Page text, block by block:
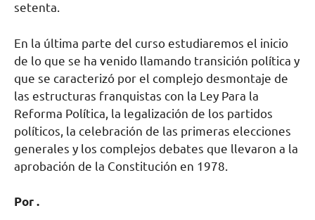
setenta.
En la última parte del curso estudiaremos el inicio
de lo que se ha venido llamando transición política y
que se caracterizó por el complejo desmontaje de
las estructuras franquistas con la Ley Para la
Reforma Política, la legalización de los partidos
políticos, la celebración de las primeras elecciones
generales y los complejos debates que llevaron a la
aprobación de la Constitución en 1978.
Por .